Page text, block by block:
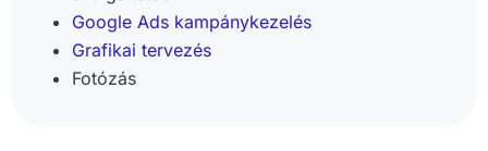
Google Ads kampánykezelés
Grafikai tervezés
Fotózás